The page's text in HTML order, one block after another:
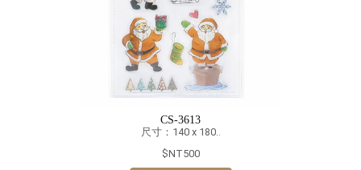
CS-3613
尺寸：140 x 180..
$NT500